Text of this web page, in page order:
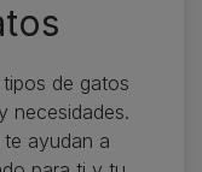
de gatos
necesidades.
te ayudan a